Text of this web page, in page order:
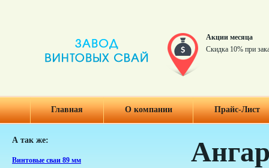
Акции месяца
Скидка 10% при
Главная О компании Прайс-Лист
А так же:
Винтовые сваи 89 мм